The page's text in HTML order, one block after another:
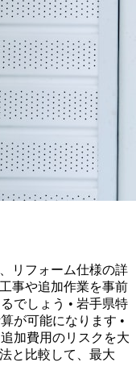
リフォーム仕様の詳
事や追加作業を事前
でしょう • 岩手県特
が可能になります •
加費用のリスクを大
と比較して、最大